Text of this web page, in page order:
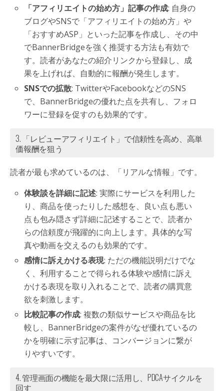
「アフィリエイトの始め方」記事の作成: 自身の
ブログやSNSで「アフィリエイトの始め方」や
「おすすめASP」といった記事を作成し、その中
でBannerBridgeを強く推奨する方法も有効で
す。読者があなたの紹介リンクから登録し、成
果を上げれば、自動的に報酬が発生します。
SNSでの拡散: TwitterやFacebookなどのSNS
で、BannerBridgeの優れた点を共有し、フォロ
ワーに登録を促すのも効果的です。
3. 「レビューアフィリエイト」で信頼性を高め、高単
価報酬を狙う
読者が最も求めているのは、「リアルな情報」です。
体験談を詳細に記述: 実際にサービスを利用した
り、商品を使ったりした感想を、良い点も悪い
点も包み隠さず詳細に記述することで、読者か
らの信頼度が飛躍的に向上します。具体的な写
真や動画を交えるのも効果的です。
感情に訴えかける表現: ただの機能説明だけでな
く、利用することで得られる体験や感情に訴え
かける表現を取り入れることで、読者の購買意
欲を刺激します。
比較記事の作成: 複数の類似サービスや商品を比
較し、BannerBridgeの案件がなぜ優れているの
かを明確に示す記事は、コンバージョンに繋が
りやすいです。
4. 管理画面の機能を最大限に活用し、PDCAサイクルを
回す